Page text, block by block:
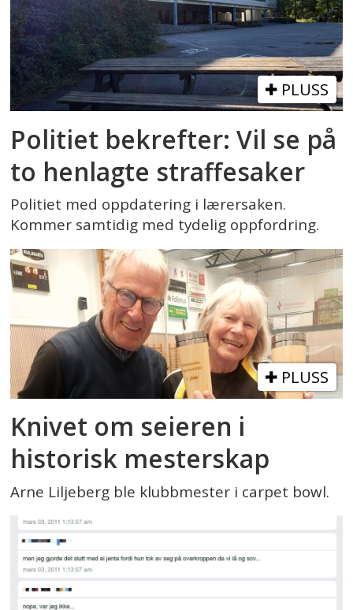
PLUSS
Politiet bekrefter: Vil se på
to henlagte straffesaker
Politiet med oppdatering i lærersaken.
Kommer samtidig med tydelig oppfordring.
PLUSS
Knivet om seieren i
historisk mesterskap
Arne Liljeberg ble klubbmester i carpet bowl.